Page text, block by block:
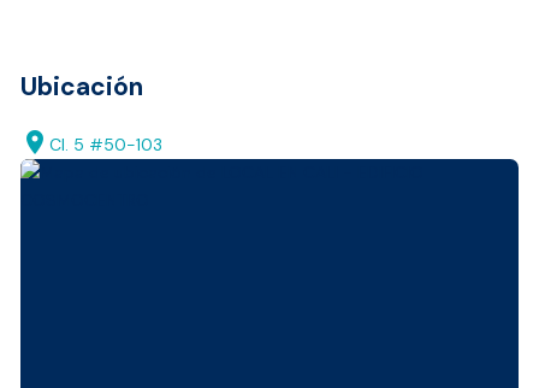
Ubicación
location_on Cl. 5 #50-103